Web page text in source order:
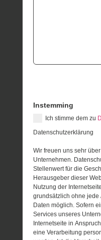
Instemming
Ich stimme dem zu
Datenschutzerklärung
Wir freuen uns sehr
Unternehmen.
Stellenwert für die
Herausgeber dieser
Nutzung der
grundsätzlich ohne
Daten möglich. Sofern
Services unseres
Internetseite in
eine Verarbeitung